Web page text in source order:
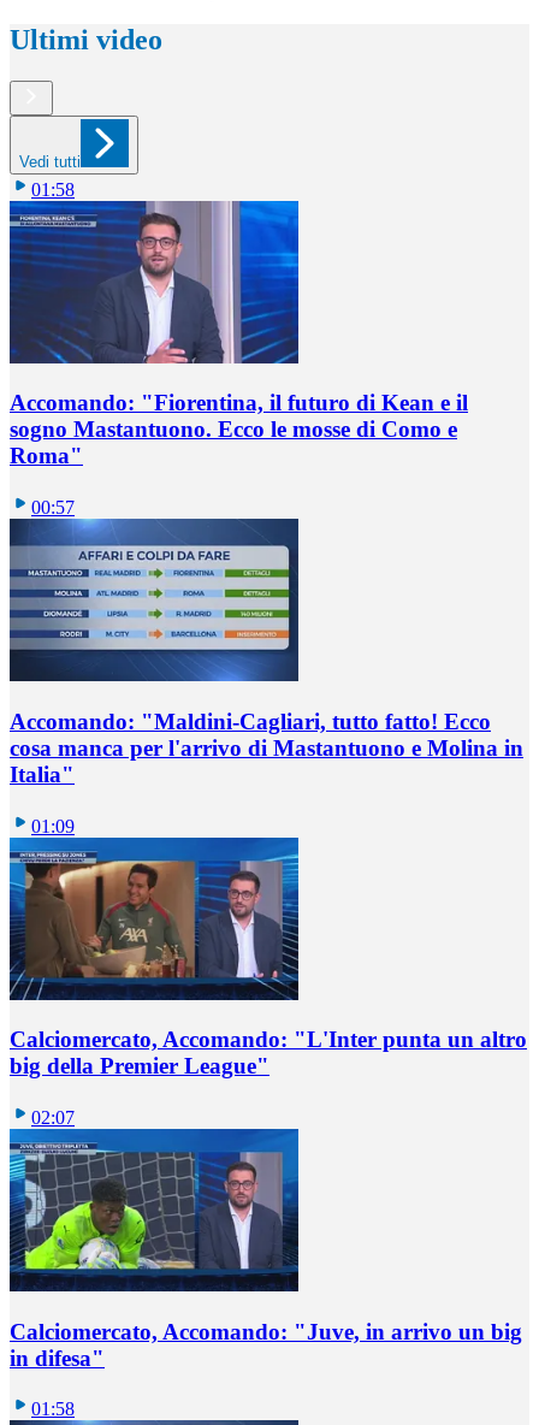
Ultimi video
Vedi tutti
01:58
Accomando: "Fiorentina, il futuro di Kean e il
sogno Mastantuono. Ecco le mosse di Como e
Roma"
00:57
Accomando: "Maldini-Cagliari, tutto fatto! Ecco
cosa manca per l'arrivo di Mastantuono e Molina in
Italia"
01:09
Calciomercato, Accomando: "L'Inter punta un altro
big della Premier League"
02:07
Calciomercato, Accomando: "Juve, in arrivo un big
in difesa"
01:58